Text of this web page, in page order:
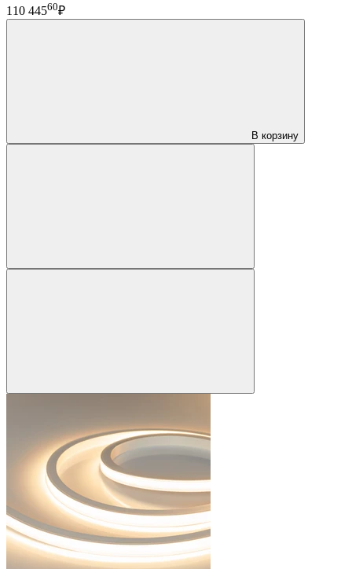
110 44560₽
В корзину